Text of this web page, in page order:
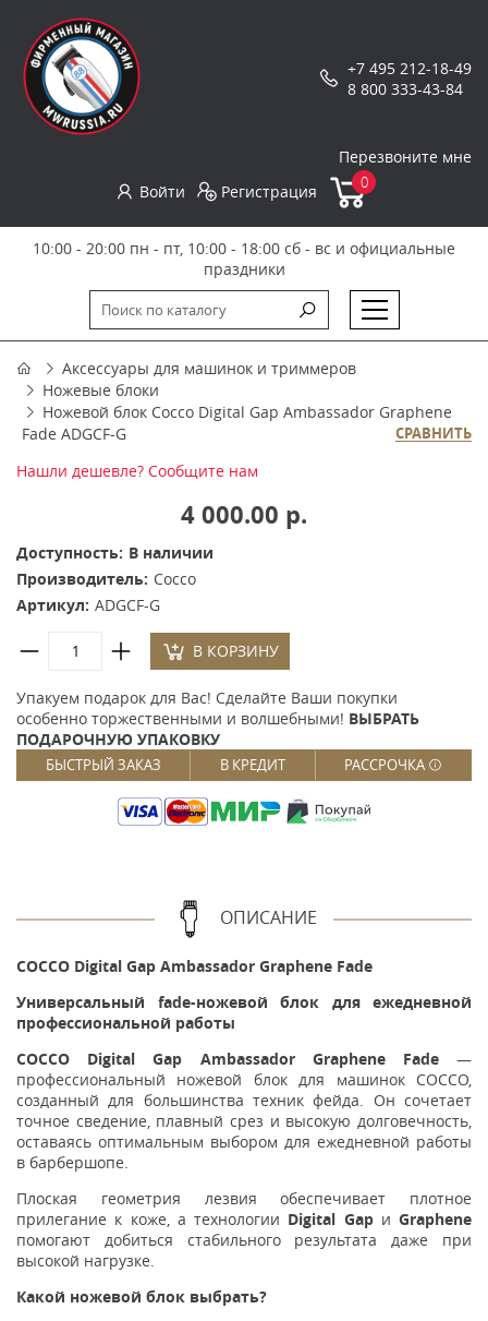
+7 495 212-18-49
8 800 333-43-84
Перезвоните мне
Войти
Регистрация 0
10:00 - 20:00 пн - пт, 10:00 - 18:00 сб - вс и официальные
праздники
Аксессуары для машинок и триммеров
Ножевые блоки
Ножевой блок Cocco Digital Gap Ambassador Graphene
Fade ADGCF-G
СРАВНИТЬ
Нашли дешевле? Сообщите нам
4 000.00 р.
Доступность: В наличии
Производитель: Cocco
Артикул: ADGCF-G
В КОРЗИНУ
Упакуем подарок для Вас! Сделайте Ваши покупки
особенно торжественными и волшебными! ВЫБРАТЬ
ПОДАРОЧНУЮ УПАКОВКУ
БЫСТРЫЙ ЗАКАЗ В КРЕДИТ РАССРОЧКА
ОПИСАНИЕ
COCCO Digital Gap Ambassador Graphene Fade
Универсальный fade-ножевой блок для ежедневной
профессиональной работы
COCCO Digital Gap Ambassador Graphene Fade—
профессиональный ножевой блок для машинок COCCO,
созданный для большинства техник фейда. Он сочетает
точное сведение, плавный срез и высокую долговечность,
оставаясь оптимальным выбором для ежедневной работы
в барбершопе.
Плоская геометрия лезвия обеспечивает плотное
прилегание к коже, а технологии Digital Gapи Graphene
помогают добиться стабильного результата даже при
высокой нагрузке.
Какой ножевой блок выбрать?